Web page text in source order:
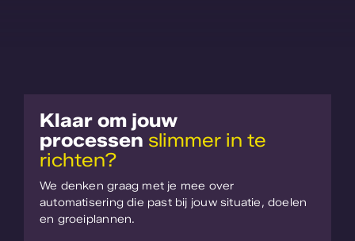
Klaar om jouw
processen slimmer in te
richten?
We denken graag met je mee over
automatisering die past bij jouw situatie, doelen
en groeiplannen.